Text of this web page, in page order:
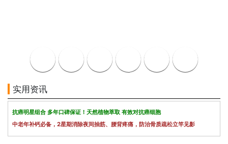
实用资讯
抗癌明星组合 多年口碑保证！天然植物萃取 有效对抗癌细胞
中老年补钙必备，2星期消除夜间抽筋、腰背疼痛，防治骨质疏松立竿见影